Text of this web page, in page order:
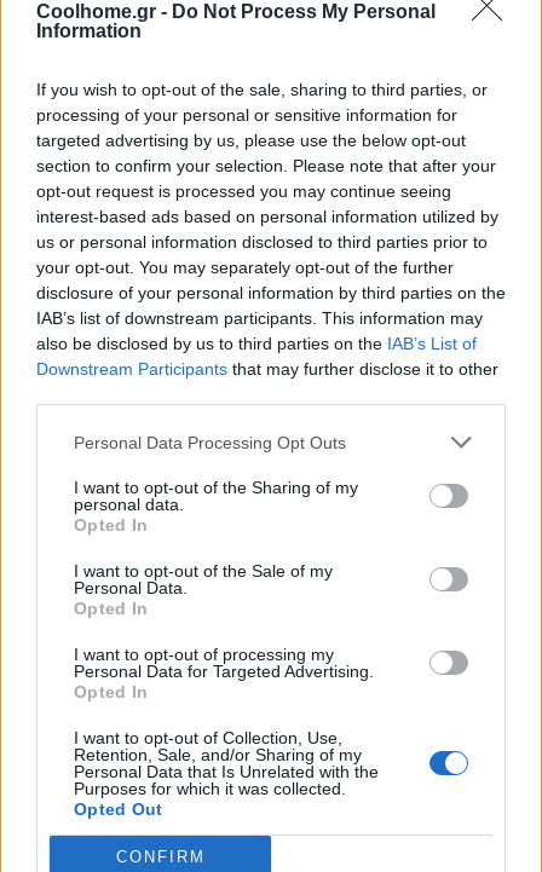
Coolhome.gr - Do Not Process My Personal
Information
If you wish to opt-out of the sale, sharing to third parties, or
processing of your personal or sensitive information for
targeted advertising by us, please use the below opt-out
section to confirm your selection. Please note that after your
opt-out request is processed you may continue seeing
interest-based ads based on personal information utilized by
us or personal information disclosed to third parties prior to
your opt-out. You may separately opt-out of the further
disclosure of your personal information by third parties on the
IAB’s list of downstream participants. This information may
also be disclosed by us to third parties on the IAB’s List of
Downstream Participants that may further disclose it to other
Personal Data Processing Opt Outs
I want to opt-out of the Sharing of my
personal data.
Opted In
I want to opt-out of the Sale of my
Personal Data.
Opted In
I want to opt-out of processing my
Personal Data for Targeted Advertising.
Opted In
I want to opt-out of Collection, Use,
Retention, Sale, and/or Sharing of my
Personal Data that Is Unrelated with the
Purposes for which it was collected.
Opted Out
CONFIRM
κόσμου;» σε έναν ενήλικο γάτο 7 κιλών. Πιθανότατα κάνεις κάτι
ΔΙΑΒΑΣΤΕ ΠΡΩΤΟΙ ΤΙΣ ΙΔΕΕΣ ΜΑΣ ΓΙΑ ΤΟ ΣΠΙΤΙ ΚΑΙ…
Εμπνευστείτε από τον κόσμο του
Interior Design!
Συμπληρώστε το Email σας
κατοικίδιο
Μάρθα Κατσαρού
Γεια σου φίλη! Είμαι η Μάρθα και αγαπώ καθετί καινούργιο!
πάθος μου για τη γραφή με οδήγησε στη Δημοσιογραφία, όπου
ολοκλήρωσα το μεταπτυχιακό μου στο ΕΚΠΑ. Πάντα με γοήτευε ο
διακόσμησης, και τώρα έχω τη χαρά να μοιράζομαι τις δικές μου
ιδέες και σκέψεις μαζί σου. Είσαι έτοιμη για αυτό το ταξίδι;
Δείτε επίσης…
13 Ιουλίου 0202 ·
28 Απριλίου 2015